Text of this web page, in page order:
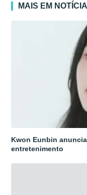
MAIS EM
Kwon Eunbin
entretenimento